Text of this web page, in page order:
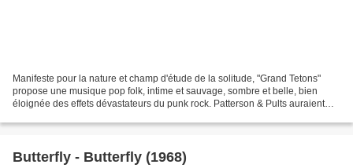
Manifeste pour la nature et champ d'étude de la solitude, "Grand Tetons"
propose une musique pop folk, intime et sauvage, sombre et belle, bien
éloignée des effets dévastateurs du punk rock. Patterson & Pults auraient
Butterfly - Butterfly (1968)